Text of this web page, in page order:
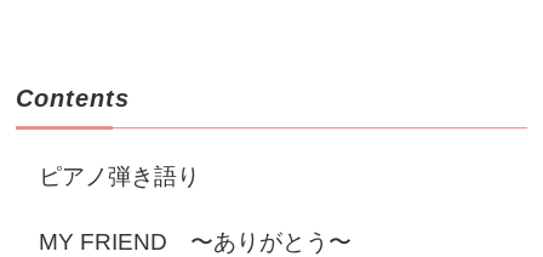
Contents
ピアノ弾き語り
MY FRIEND 〜ありがとう〜